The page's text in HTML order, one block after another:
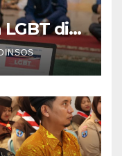
di
Harus